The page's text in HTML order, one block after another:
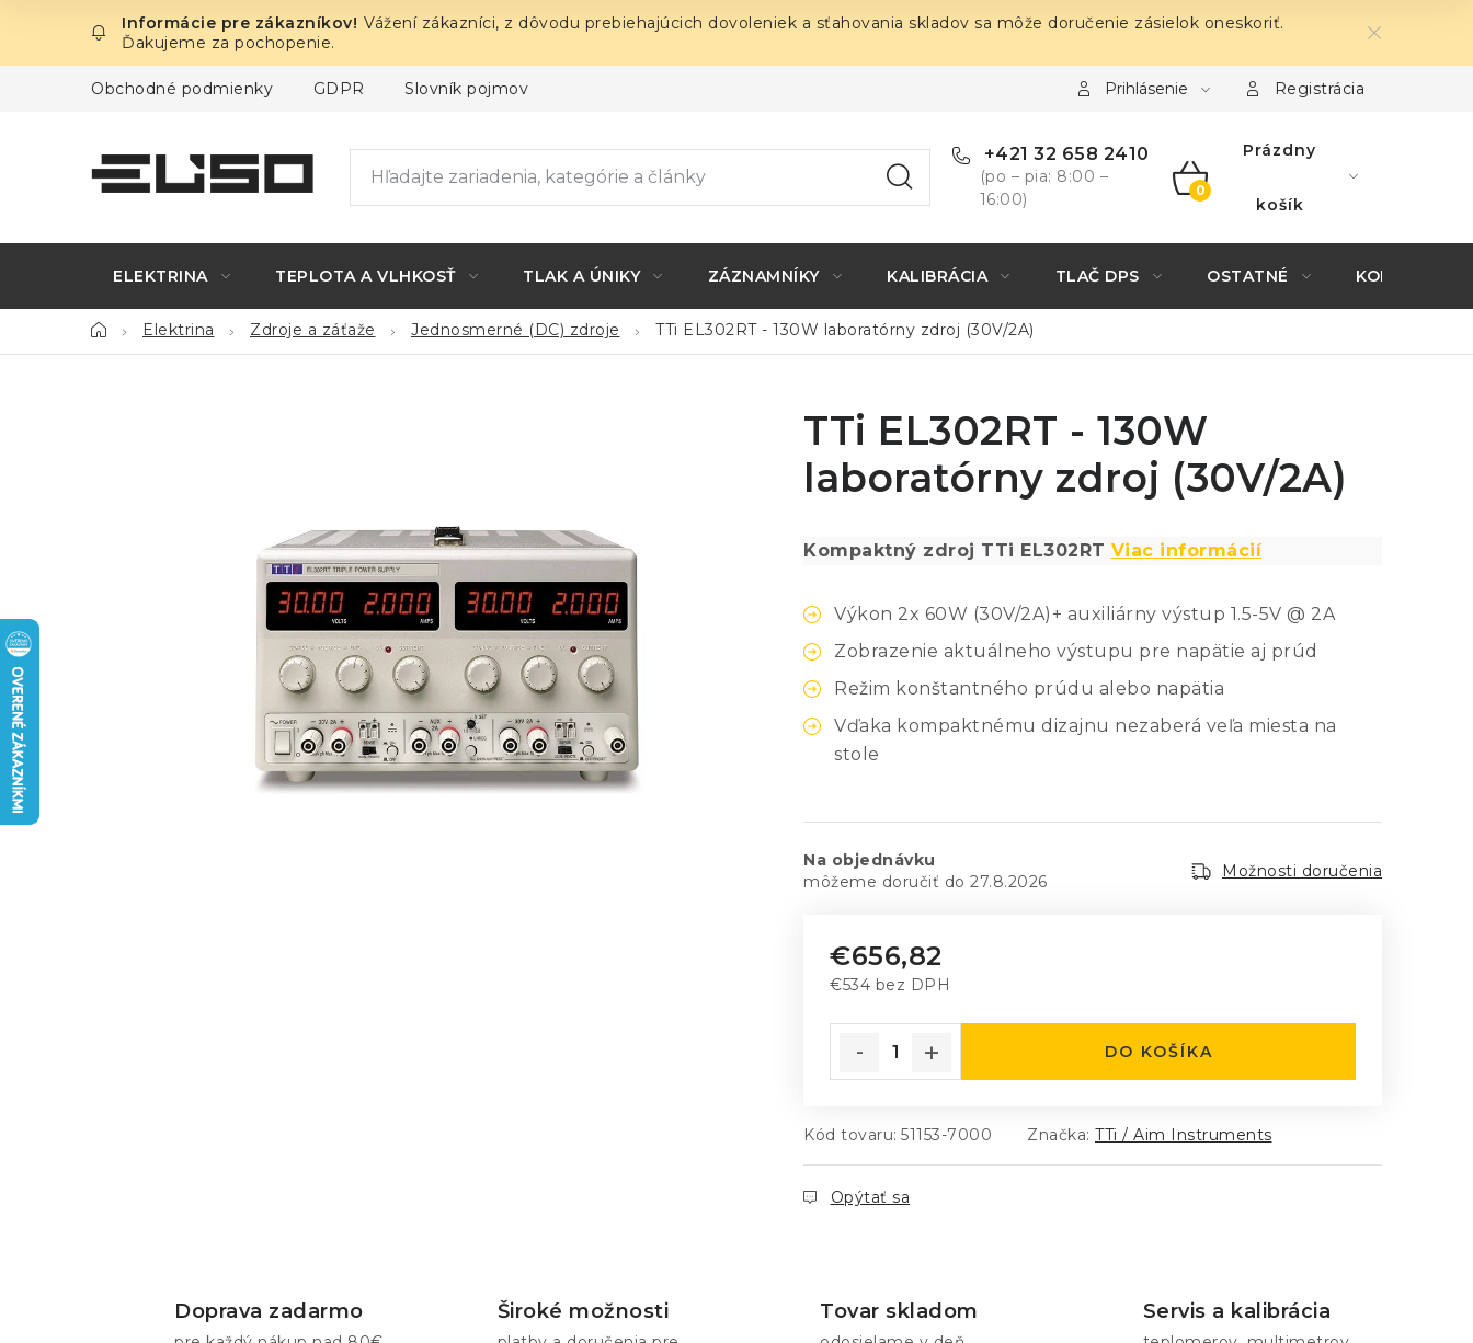
obsah
Vážení zákazníci, z dôvodu prebiehajúcich dovoleniek a sťahovania skladov sa môže doručenie zásielok oneskoriť.
Ďakujeme za pochopenie.
Obchodné podmienky GDPR Slovník pojmov Prihlásenie Registrácia
+421 32 658 2410
(po – pia: 8:00 –
16:00)
NÁKUPNÝ
Prázdny
košík
ELEKTRINA TEPLOTA A VLHKOSŤ TLAK A ÚNIKY ZÁZNAMNÍKY KALIBRÁCIA TLAČ DPS OSTATNÉ KONTAKTY
DomovElektrina Zdroje a záťaže Jednosmerné (DC) zdroje TTi EL302RT - 130W laboratórny zdroj (30V/2A)
TTi EL302RT - 130W
laboratórny zdroj (30V/2A)
Kompaktný zdroj TTi EL302RT Viac informácií
Výkon 2x 60W (30V/2A)+ auxiliárny výstup 1.5-5V @ 2A
Zobrazenie aktuálneho výstupu pre napätie aj prúd
Režim konštantného prúdu alebo napätia
Vďaka kompaktnému dizajnu nezaberá veľa miesta na
stole
Na objednávku
27.8.2026
Možnosti doručenia
€656,82
€534 bez DPH
DO KOŠÍKA
Kód tovaru: 51153-7000 Značka: TTi / Aim Instruments
Opýtať sa
Doprava zadarmo Široké možnosti Tovar skladom Servis a kalibrácia